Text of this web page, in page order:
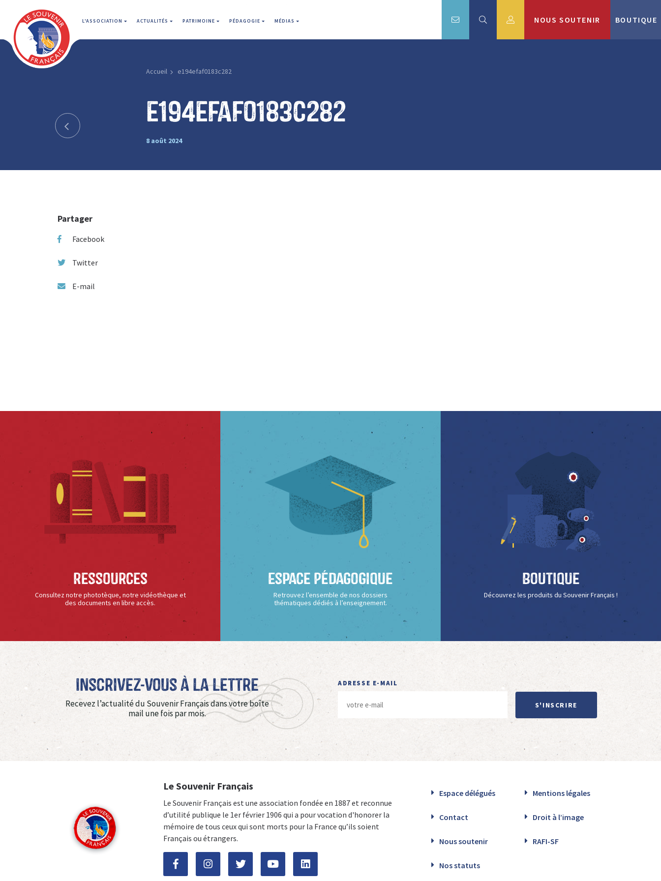
L'ASSOCIATION ACTUALITÉS PATRIMOINE PÉDAGOGIE MÉDIAS NOUS SOUTENIR BOUTIQUE
Accueil e194efaf0183c282
e194efaf0183c282
8 août 2024
Partager
Facebook
Twitter
E-mail
Ressources
Consultez notre phototèque, notre vidéothèque et
des documents en libre accès.
Espace Pédagogique
Retrouvez l’ensemble de nos dossiers
thématiques dédiés à l’enseignement.
Boutique
Découvrez les produits du Souvenir Français !
Inscrivez-vous à La Lettre
Recevez l’actualité du Souvenir Français dans votre boîte
mail une fois par mois.
ADRESSE E-MAIL
S'INSCRIRE
Le Souvenir Français
Le Souvenir Français est une association fondée en 1887 et reconnue
d’utilité publique le 1er février 1906 qui a pour vocation d'honorer la
mémoire de tous ceux qui sont morts pour la France qu’ils soient
Français ou étrangers.
Espace délégués Mentions légales
Contact Droit à l’image
Nous soutenir RAFI-SF
Nos statuts